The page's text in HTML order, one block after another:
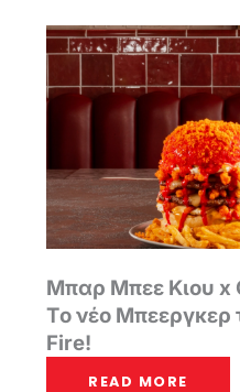
Μπαρ Μπεε Κιου x
Tο νέο Μπεεργκερ
Fire!
READ MORE